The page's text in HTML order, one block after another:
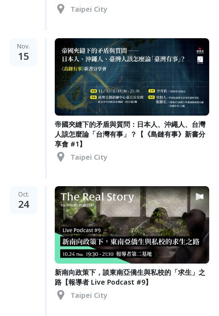
Taipei City
Nov.
15
帝國夾縫下的矛盾與質問：日本人、沖繩人、台灣
人該怎麼論「台灣有事」？【《島鏈有事》新書分
享會 #1】
Taipei City
Oct.
24
新南向政策下，談東南亞僑生與私校的「求生」之
路【報導者 Live Podcast #9】
Taipei City